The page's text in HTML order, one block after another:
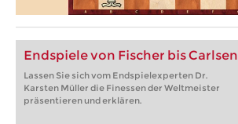
Endspiele von Fischer bis Carlsen
Lassen Sie sich vom Endspielexperten Dr.
Karsten Müller die Finessen der Weltmeister
präsentieren und erklären.